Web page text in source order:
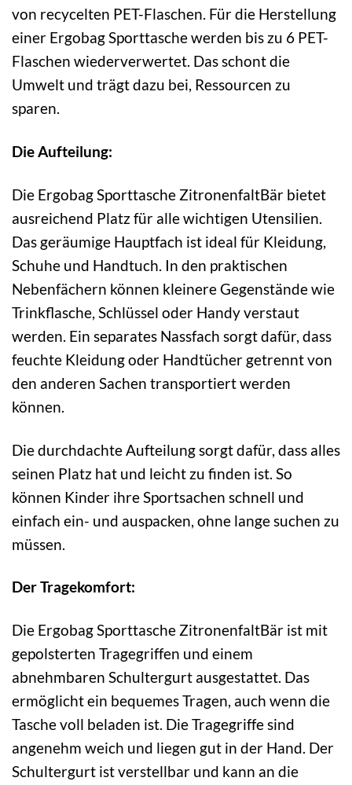
von recycelten PET-Flaschen. Für die Herstellung
einer Ergobag Sporttasche werden bis zu 6 PET-
Flaschen wiederverwertet. Das schont die
Umwelt und trägt dazu bei, Ressourcen zu
sparen.
Die Aufteilung:
Die Ergobag Sporttasche ZitronenfaltBär bietet
ausreichend Platz für alle wichtigen Utensilien.
Das geräumige Hauptfach ist ideal für Kleidung,
Schuhe und Handtuch. In den praktischen
Nebenfächern können kleinere Gegenstände wie
Trinkflasche, Schlüssel oder Handy verstaut
werden. Ein separates Nassfach sorgt dafür, dass
feuchte Kleidung oder Handtücher getrennt von
den anderen Sachen transportiert werden
können.
Die durchdachte Aufteilung sorgt dafür, dass alles
seinen Platz hat und leicht zu finden ist. So
können Kinder ihre Sportsachen schnell und
einfach ein- und auspacken, ohne lange suchen zu
müssen.
Der Tragekomfort:
Die Ergobag Sporttasche ZitronenfaltBär ist mit
gepolsterten Tragegriffen und einem
abnehmbaren Schultergurt ausgestattet. Das
ermöglicht ein bequemes Tragen, auch wenn die
Tasche voll beladen ist. Die Tragegriffe sind
angenehm weich und liegen gut in der Hand. Der
Schultergurt ist verstellbar und kann an die